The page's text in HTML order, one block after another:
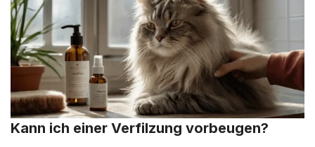
Kann ich einer Verfilzung vorbeugen?